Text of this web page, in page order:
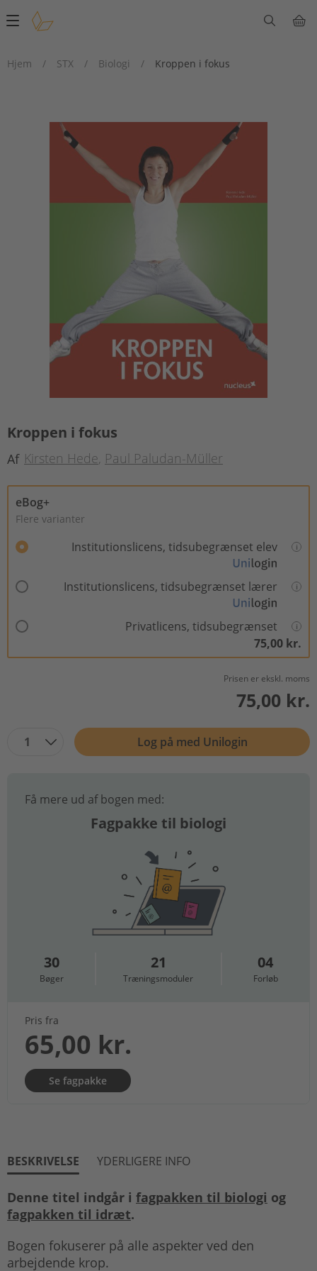
Main
Hjem
/ STX / Biologi / Kroppen i fokus
Kroppen i fokus
Af Kirsten Hede Paul Paludan-Müller
eBog+
Flere varianter
Institutionslicens, tidsubegrænset elev
Institutionslicens, tidsubegrænset lærer
Privatlicens, tidsubegrænset
75,00 kr.
Prisen er ekskl. moms
75,00 kr.
1 Log på med Unilogin
Få mere ud af bogen med:
Fagpakke til biologi
30
Bøger
21
Træningsmoduler
04
Forløb
Pris fra
65,00 kr.
Se fagpakke
BESKRIVELSE YDERLIGERE INFO
Denne titel indgår i fagpakken til biologi og
fagpakken til idræt.
Bogen fokuserer på alle aspekter ved den
arbejdende krop.